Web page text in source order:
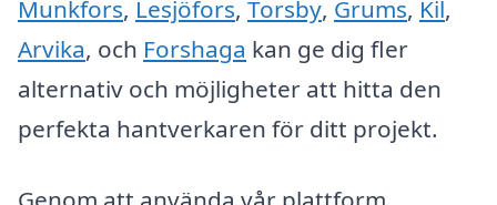
Munkfors, Lesjöfors, Torsby, Grums, Kil,
Arvika, och Forshaga kan ge dig fler
alternativ och möjligheter att hitta den
perfekta hantverkaren för ditt projekt.